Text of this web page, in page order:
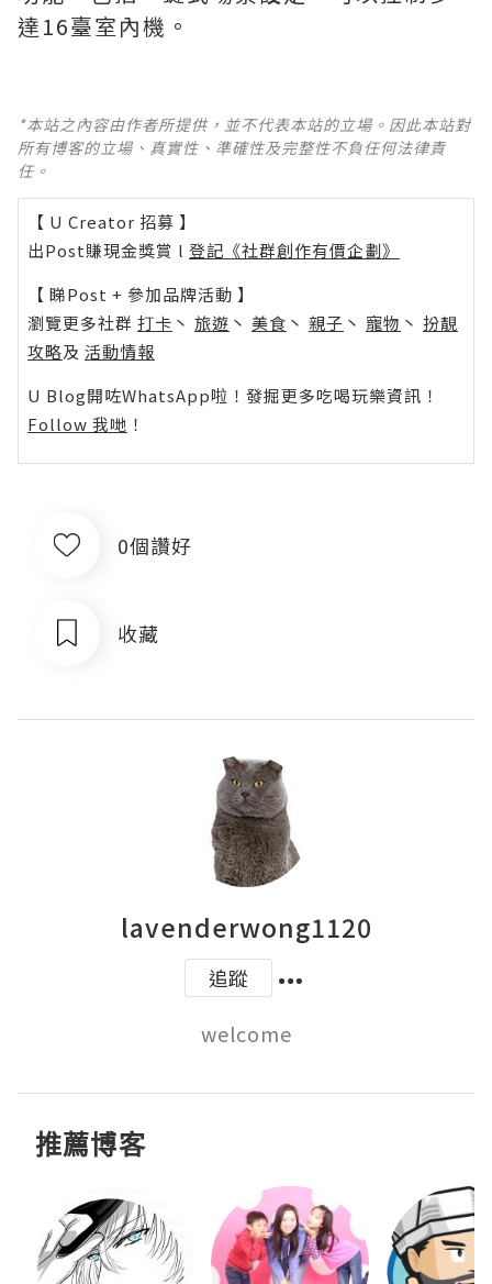
達16臺室內機。
*本站之內容由作者所提供，並不代表本站的立場。因此本站對
所有博客的立場、真實性、準確性及完整性不負任何法律責
任。
【 U Creator 招募 】
出Post賺現金獎賞 l 登記《社群創作有價企劃》
【 睇Post + 參加品牌活動 】
瀏覽更多社群 打卡 丶 旅遊 丶 美食 丶 親子 丶 寵物 丶 扮靚
攻略及 活動情報
U Blog開咗WhatsApp啦！發掘更多吃喝玩樂資訊！
Follow 我哋 ！
0個讚好
收藏
lavenderwong1120
追蹤
welcome
推薦博客